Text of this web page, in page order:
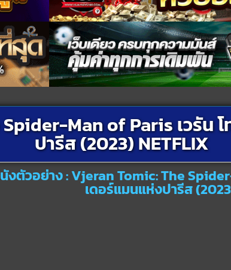
Man of Paris เวรัน
ปารีส (2023) NETFLIX
งตัวอย่าง : Vjeran Tomic: The
เดอร์แมนแห่งปารีส